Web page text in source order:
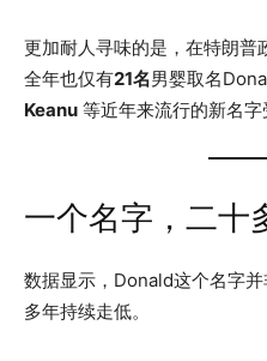
更加耐人寻味的是，在特朗普
全年也仅有21名男婴取名
Keanu 等近年来流行的新名字
一个名字，二十
数据显示，Donald这个名字
多年持续走低。